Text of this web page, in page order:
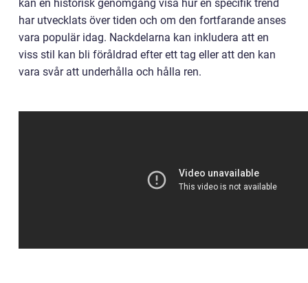
kan en historisk genomgång visa hur en specifik trend
har utvecklats över tiden och om den fortfarande anses
vara populär idag. Nackdelarna kan inkludera att en
viss stil kan bli föråldrad efter ett tag eller att den kan
vara svår att underhålla och hålla ren.